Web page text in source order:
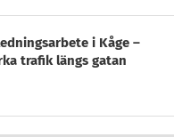
i Kåge –
trafik längs gatan